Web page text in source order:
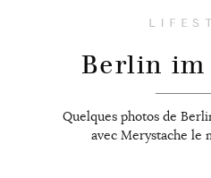
Berlin im
Quelques photos de
avec Merystache